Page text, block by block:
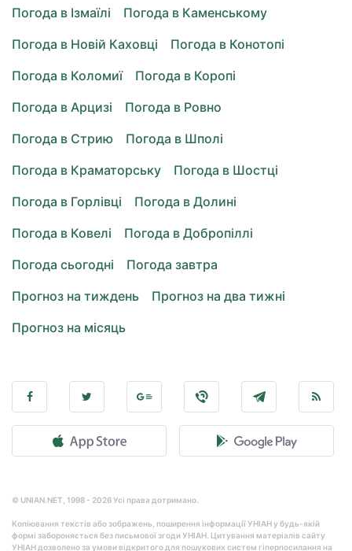
Погода в Ізмаїлі
Погода в Каменському
Погода в Новій Каховці
Погода в Конотопі
Погода в Коломиї
Погода в Коропі
Погода в Арцизі
Погода в Ровно
Погода в Стрию
Погода в Шполі
Погода в Краматорську
Погода в Шостці
Погода в Горлівці
Погода в Долині
Погода в Ковелі
Погода в Добропіллі
Погода сьогодні
Погода завтра
Прогноз на тиждень
Прогноз на два тижні
Прогноз на місяць
© UNIAN.NET, 1998 - 2026 Усі права дотримано.
Копіювання текстів або зображень, поширення інформації УНІАН у будь-якій
формі забороняється без письмової згоди УНІАН. Цитування матеріалів сайту
УНІАН дозволено за умови відкритого для пошукових систем гіперпосилання на